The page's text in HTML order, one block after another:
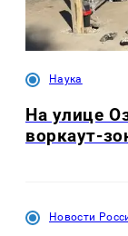
Наука
На улице
воркаут-
Новости